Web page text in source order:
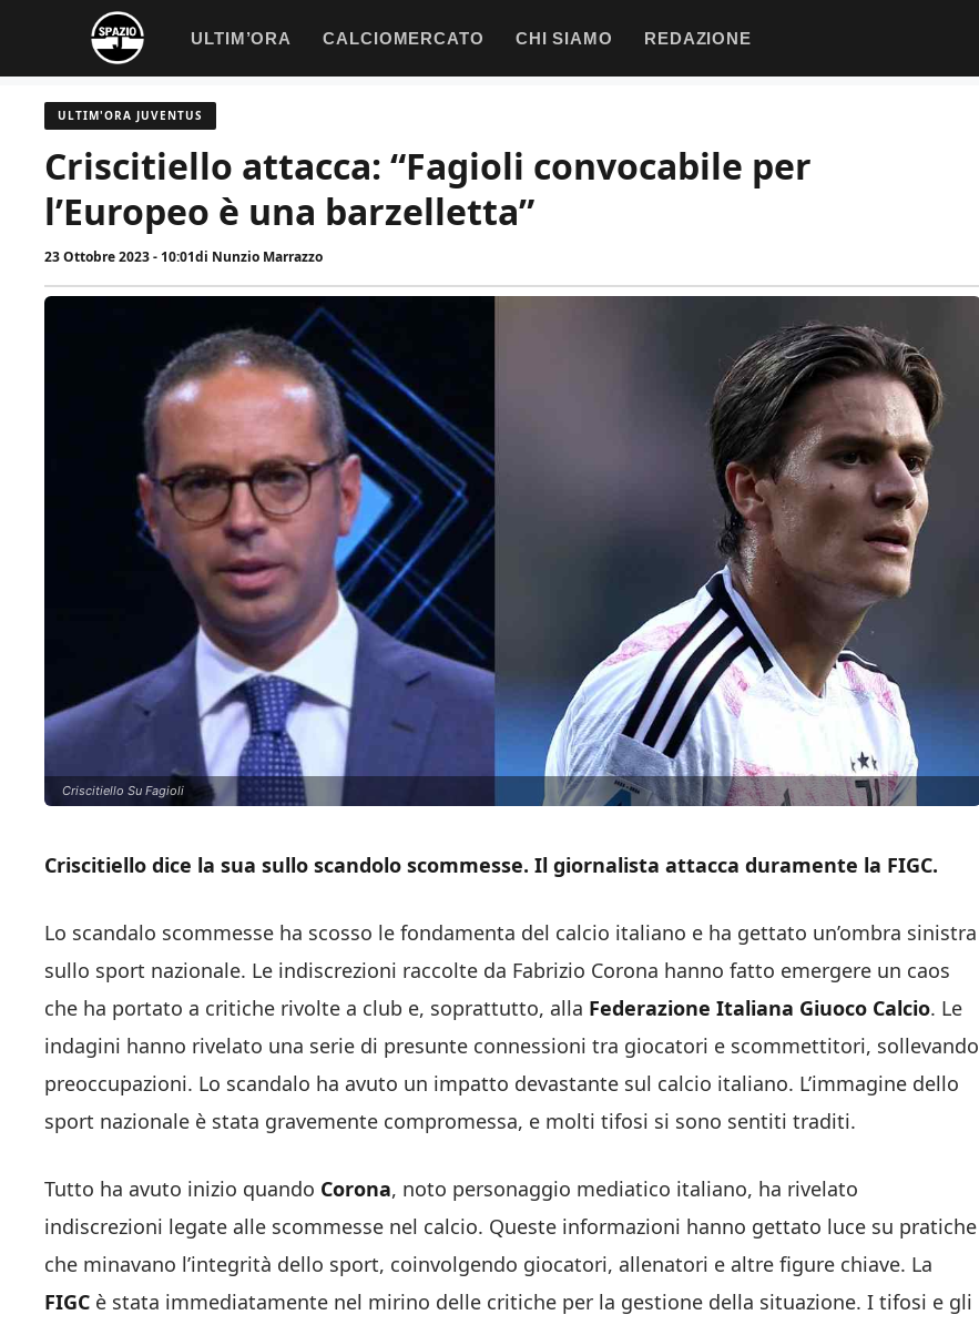
contenuto
ULTIM’ORA CALCIOMERCATO CHI SIAMO REDAZIONE
ULTIM'ORA JUVENTUS
Criscitiello attacca: “Fagioli convocabile per
l’Europeo è una barzelletta”
23 Ottobre 2023 - 10:01di Nunzio Marrazzo
Criscitiello Su Fagioli
Criscitiello dice la sua sullo scandolo scommesse. Il giornalista attacca duramente la FIGC.
Lo scandalo scommesse ha scosso le fondamenta del calcio italiano e ha gettato un’ombra sinistra
sullo sport nazionale. Le indiscrezioni raccolte da Fabrizio Corona hanno fatto emergere un caos
che ha portato a critiche rivolte a club e, soprattutto, alla Federazione Italiana Giuoco Calcio. Le
indagini hanno rivelato una serie di presunte connessioni tra giocatori e scommettitori, sollevando
preoccupazioni. Lo scandalo ha avuto un impatto devastante sul calcio italiano. L’immagine dello
sport nazionale è stata gravemente compromessa, e molti tifosi si sono sentiti traditi.
Tutto ha avuto inizio quando Corona, noto personaggio mediatico italiano, ha rivelato
indiscrezioni legate alle scommesse nel calcio. Queste informazioni hanno gettato luce su pratiche
che minavano l’integrità dello sport, coinvolgendo giocatori, allenatori e altre figure chiave. La
FIGC è stata immediatamente nel mirino delle critiche per la gestione della situazione. I tifosi e gli